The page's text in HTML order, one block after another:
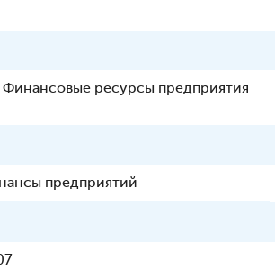
ресурсы предприятия
предприятий